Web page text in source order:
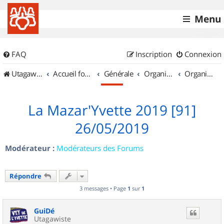
Menu
FAQ Connexion
Inscription
UtagawaVTT (Randos VTT et VTTAE avec traces GPS)
Accueil forum Générale Organisation de sorties & Recherche de partenaires Organisation de sorties en région Île de France
La Mazar'Yvette 2019 [91]
26/05/2019
Modérateur : Modérateurs des Forums
Répondre
3 messages • Page 1 sur 1
GuiDé
Utagawiste